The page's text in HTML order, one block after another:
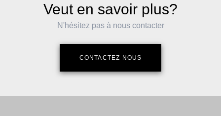
Veut en savoir plus?
N'hésitez pas à nous contacter
CONTACTEZ NOUS